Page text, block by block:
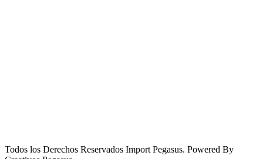
Todos los Derechos Reservados Import Pegasus. Powered By